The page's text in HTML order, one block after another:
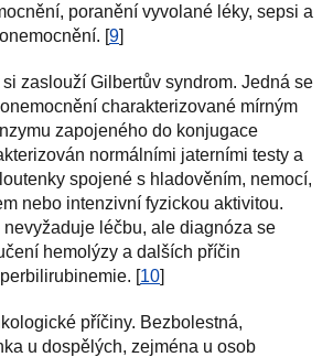
poranění vyvolané léky, sepsi a
[9]
zaslouží Gilbertův syndrom. Jedná se
charakterizované mírným
zapojeného do konjugace
normálními jaterními testy a
spojené s hladověním, nemocí,
nebo intenzivní fyzickou aktivitou.
nevyžaduje léčbu, ale diagnóza se
hemolýzy a dalších příčin
[10]
příčiny. Bezbolestná,
u dospělých, zejména u osob